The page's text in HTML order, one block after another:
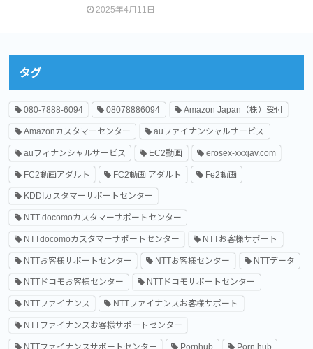
2025年4月11日
タグ
080-7888-6094 08078886094 Amazon Japan（株）受付
Amazonカスタマーセンター auファイナンシャルサービス
auフィナンシャルサービス EC2動画 erosex-xxxjav.com
FC2動画アダルト FC2動画 アダルト Fe2動画
KDDIカスタマーサポートセンター
NTT docomoカスタマーサポートセンター
NTTdocomoカスタマーサポートセンター NTTお客様サポート
NTTお客様サポートセンター NTTお客様センター NTTデータ
NTTドコモお客様センター NTTドコモサポートセンター
NTTファイナンス NTTファイナンスお客様サポート
NTTファイナンスお客様サポートセンター
NTTファイナンスサポートセンター Pornhub Porn hub